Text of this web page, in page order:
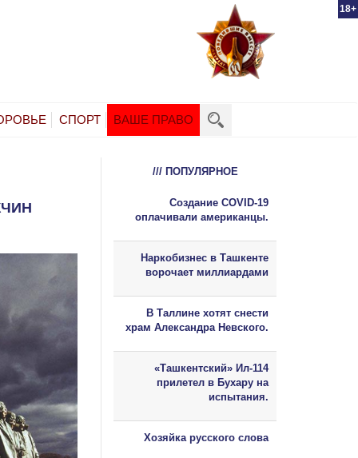
18+
СПОРТ ВАШЕ ПРАВО
/// ПОПУЛЯРНОЕ
Создание COVID-19
оплачивали американцы.
Наркобизнес в Ташкенте
ворочает миллиардами
В Таллине хотят снести
храм Александра Невского.
«Ташкентский» Ил-114
прилетел в Бухару на
испытания.
Хозяйка русского слова